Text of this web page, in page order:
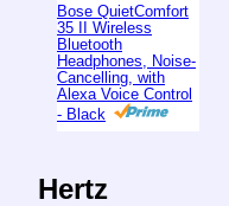
Bose QuietComfort
35 II Wireless
Bluetooth
Headphones, Noise-
Cancelling, with
Alexa Voice Control
- Black
Hertz